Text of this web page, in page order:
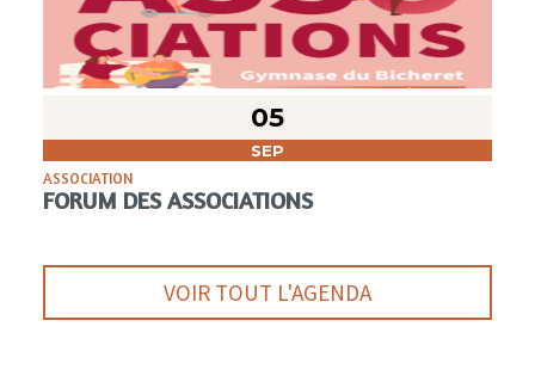
05
SEP
ASSOCIATION
FORUM DES ASSOCIATIONS
VOIR TOUT L'AGENDA